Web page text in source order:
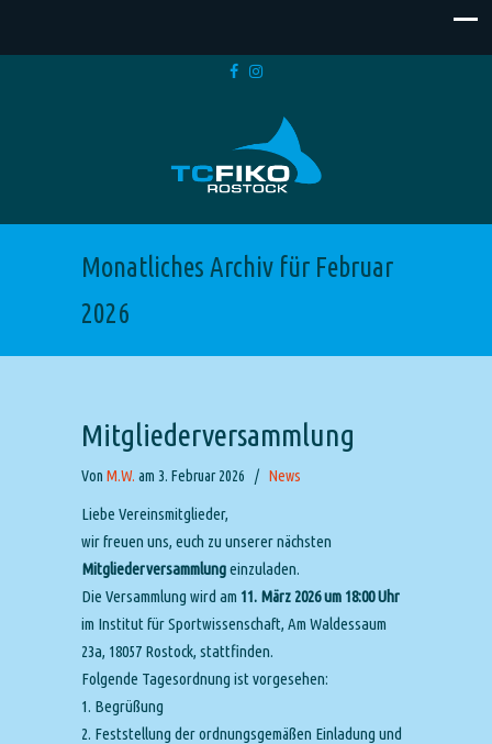
Monatliches Archiv für Februar
2026
Mitgliederversammlung
Von M.W. am 3. Februar 2026 / News
Liebe Vereinsmitglieder,
wir freuen uns, euch zu unserer nächsten
Mitgliederversammlungeinzuladen.
Die Versammlung wird am 11. März 2026 um 18:00 Uhr
im Institut für Sportwissenschaft, Am Waldessaum
23a, 18057 Rostock, stattfinden.
Folgende Tagesordnung ist vorgesehen:
1. Begrüßung
2. Feststellung der ordnungsgemäßen Einladung und